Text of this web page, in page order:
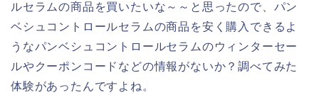
ルセラムの商品を買いたいな～～と思ったので、パン
ベシュコントロールセラムの商品を安く購入できるよ
うなパンベシュコントロールセラムのウィンターセー
ルやクーポンコードなどの情報がないか？調べてみた
体験があったんですよね。